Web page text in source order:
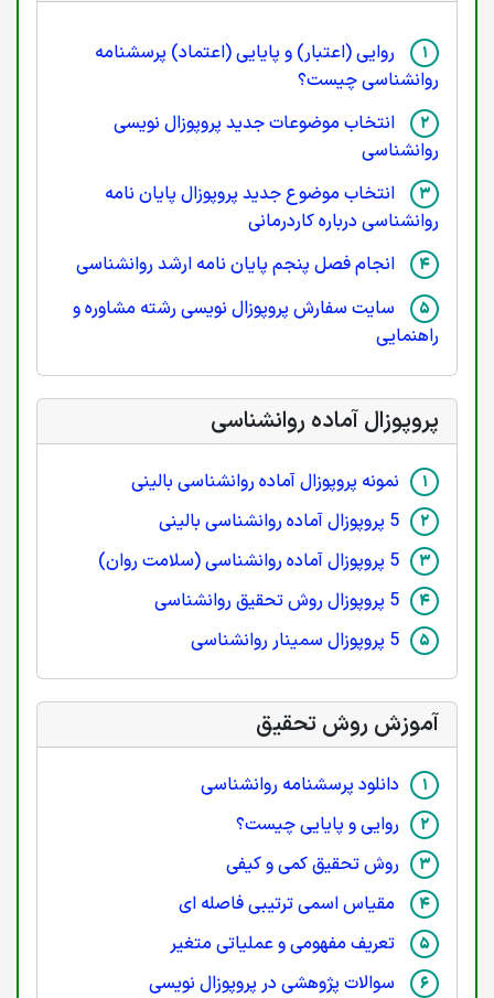
روایی (اعتبار) و پایایی (اعتماد) پرسشنامه
روانشناسی چیست؟
انتخاب موضوعات جدید پروپوزال نویسی
روانشناسی
انتخاب موضوع جدید پروپوزال پایان نامه
روانشناسی درباره کاردرمانی
انجام فصل پنجم پایان نامه ارشد روانشناسی
سایت سفارش پروپوزال نویسی رشته مشاوره و
راهنمایی
پروپوزال آماده روانشناسی
نمونه پروپوزال آماده روانشناسی بالینی
5 پروپوزال آماده روانشناسی بالینی
5 پروپوزال آماده روانشناسی (سلامت روان)
5 پروپوزال روش تحقیق روانشناسی
5 پروپوزال سمینار روانشناسی
آموزش روش تحقیق
دانلود پرسشنامه روانشناسی
روایی و پایایی چیست؟
روش تحقیق کمی و کیفی
مقیاس اسمی ترتیبی فاصله ای
تعریف مفهومی و عملیاتی متغیر
سوالات پژوهشی در پروپوزال نویسی